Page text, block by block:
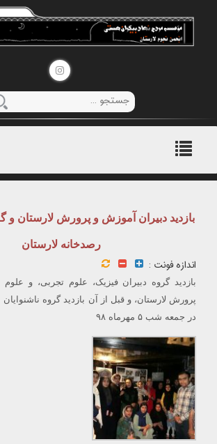
منوی
اصلی
بازدید دبیران آموزش و پرورش لارستان و
رصدخانه لارستان
اندازه فونت :
بازدید گروه دبیران فیزیک، علوم تجربی، و
پرورش لارستان، و قبل از آن بازدید گروه ناشنوایان
در جمعه شب ۵ مهرماه ۹۸